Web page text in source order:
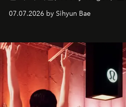
07.07.2026 by Sihyun Bae